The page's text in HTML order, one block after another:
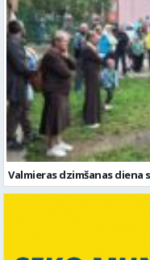
Valmieras dzimšanas diena